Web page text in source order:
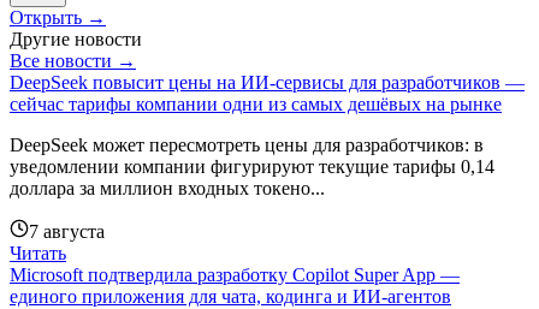
Открыть →
Другие новости
Все новости →
DeepSeek повысит цены на ИИ-сервисы для разработчиков —
сейчас тарифы компании одни из самых дешёвых на рынке
DeepSeek может пересмотреть цены для разработчиков: в
уведомлении компании фигурируют текущие тарифы 0,14
доллара за миллион входных токено...
7 августа
Читать
Microsoft подтвердила разработку Copilot Super App —
единого приложения для чата, кодинга и ИИ-агентов